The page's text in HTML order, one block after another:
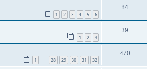
1 2 3 4 5 6
84
1 2 3
39
1 28 29 30 31 32
470